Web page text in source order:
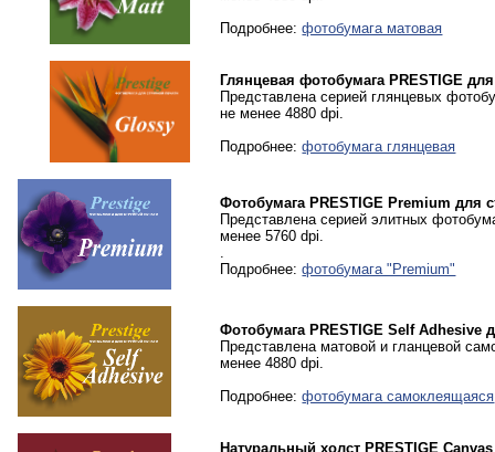
Подробнее:фотобумага матовая
Глянцевая фотобумага PRESTIGE
Представлена серией глянцевых
не менее 4880 dpi.
Подробнее:фотобумага глянцевая
Фотобумага PRESTIGE Premium для
Представлена серией элитных
менее 5760 dpi.
.
Подробнее:фотобумага "Premium"
Фотобумага PRESTIGE Self Adhesive
Представлена матовой и гланцевой
менее 4880 dpi.
Подробнее:фотобумага самоклеящаяся
Натуральный холст PRESTIGE